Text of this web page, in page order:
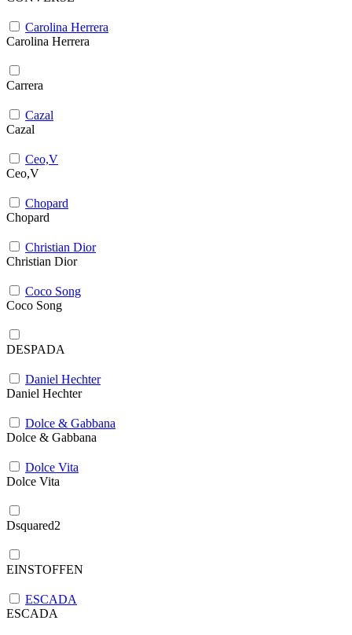
Carolina Herrera
Carolina Herrera
Carrera
Cazal
Cazal
Ceo,V
Ceo,V
Chopard
Chopard
Christian Dior
Christian Dior
Coco Song
Coco Song
DESPADA
Daniel Hechter
Daniel Hechter
Dolce & Gabbana
Dolce & Gabbana
Dolce Vita
Dolce Vita
Dsquared2
EINSTOFFEN
ESCADA
ESCADA